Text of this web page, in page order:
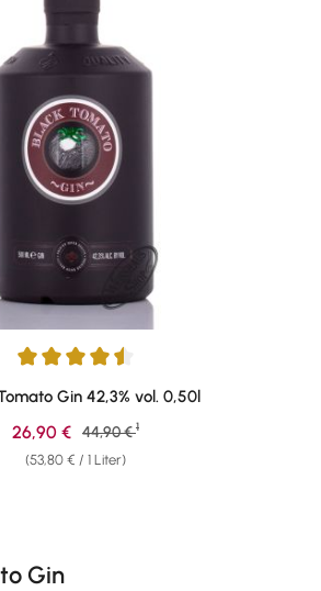
Bewertung von 4.58 von 5 Sternen
Gin 42,3% vol. 0,50l
(53,80 € / 1 Liter)
Verkaufspreis:
26,90 € Regulärer Preis:
44,90 € 1
Gin